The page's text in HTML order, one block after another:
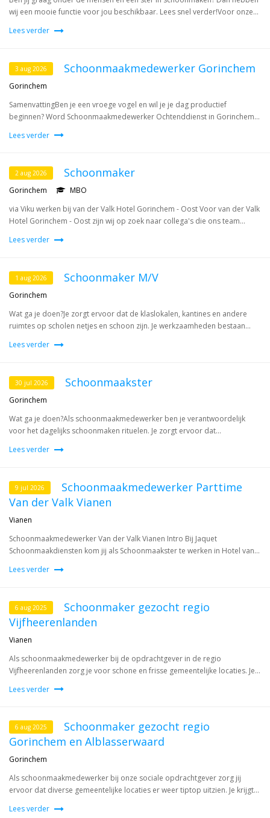
wij een mooie functie voor jou beschikbaar. Lees snel verder!Voor onze...
Lees verder
3 aug 2026 Schoonmaakmedewerker Gorinchem
Gorinchem
SamenvattingBen je een vroege vogel en wil je je dag productief
beginnen? Word Schoonmaakmedewerker Ochtenddienst in Gorinchem...
Lees verder
2 aug 2026 Schoonmaker
Gorinchem
MBO
via Viku werken bij van der Valk Hotel Gorinchem - Oost Voor van der Valk
Hotel Gorinchem - Oost zijn wij op zoek naar collega's die ons team...
Lees verder
1 aug 2026 Schoonmaker M/V
Gorinchem
Wat ga je doen?Je zorgt ervoor dat de klaslokalen, kantines en andere
ruimtes op scholen netjes en schoon zijn. Je werkzaamheden bestaan...
Lees verder
30 jul 2026 Schoonmaakster
Gorinchem
Wat ga je doen?Als schoonmaakmedewerker ben je verantwoordelijk
voor het dagelijks schoonmaken rituelen. Je zorgt ervoor dat...
Lees verder
9 jul 2026
Schoonmaakmedewerker Parttime
Van der Valk Vianen
Vianen
Schoonmaakmedewerker Van der Valk Vianen Intro Bij Jaquet
Schoonmaakdiensten kom jij als Schoonmaakster te werken in Hotel van...
Lees verder
6 aug 2025
Schoonmaker gezocht regio
Vijfheerenlanden
Vianen
Als schoonmaakmedewerker bij de opdrachtgever in de regio
Vijfheerenlanden zorg je voor schone en frisse gemeentelijke locaties. Je...
Lees verder
6 aug 2025
Schoonmaker gezocht regio
Gorinchem en Alblasserwaard
Gorinchem
Als schoonmaakmedewerker bij onze sociale opdrachtgever zorg jij
ervoor dat diverse gemeentelijke locaties er weer tiptop uitzien. Je krijgt...
Lees verder